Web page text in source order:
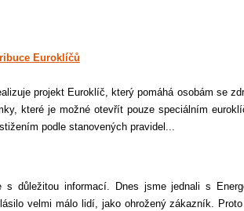
Euroklíčů
projekt Euroklíč, který pomáhá osobám se
které je možné otevřít pouze speciálním
podle stanovených pravidel...
důležitou informací. Dnes jsme jednali s
velmi málo lidí, jako ohrožený zákazník.